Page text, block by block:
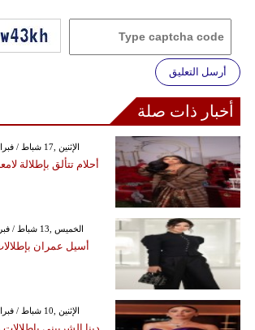
أرسل التعليق
أخبار ذات صلة
GMT 18:34 2025 الإثنين ,17 شباط / فبراير
أحلام تتألق بإطلالة
GMT 23:11 2025 الخميس ,13 شباط / فبراير
أسيل عمران
GMT 20:03 2025 الإثنين ,10 شباط / فبراير